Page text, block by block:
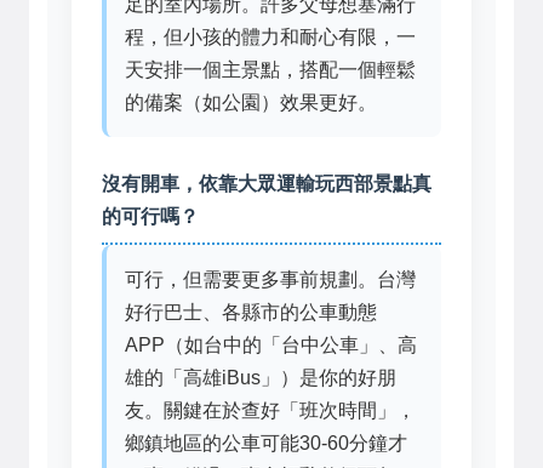
足的室內場所。許多父母想塞滿行
程，但小孩的體力和耐心有限，一
天安排一個主景點，搭配一個輕鬆
的備案（如公園）效果更好。
沒有開車，依靠大眾運輸玩西部景點真
的可行嗎？
可行，但需要更多事前規劃。台灣
好行巴士、各縣市的公車動態
APP（如台中的「台中公車」、高
雄的「高雄iBus」）是你的好朋
友。關鍵在於查好「班次時間」，
鄉鎮地區的公車可能30-60分鐘才